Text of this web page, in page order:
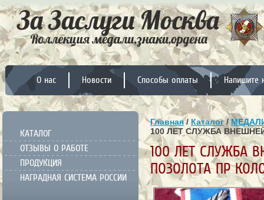
О нас Новости Способы оплаты Напишите
КАТАЛОГ
ОТЗЫВЫ О РАБОТЕ
ПРОДУКЦИЯ
НАГРАДНАЯ СИСТЕМА РОССИИ
Главная/ Каталог/
100 ЛЕТ СЛУЖБА
100 ЛЕТ СЛУЖБА
ПОЗОЛОТА ПР